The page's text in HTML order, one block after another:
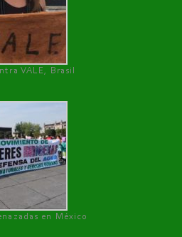
VALE, Brasil
en México